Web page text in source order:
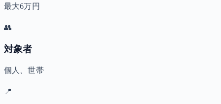
最大6万円
👥
対象者
個人、世帯
📍